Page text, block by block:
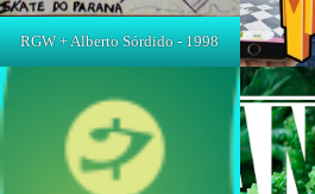
RGW + Alberto Sórdido - 1998